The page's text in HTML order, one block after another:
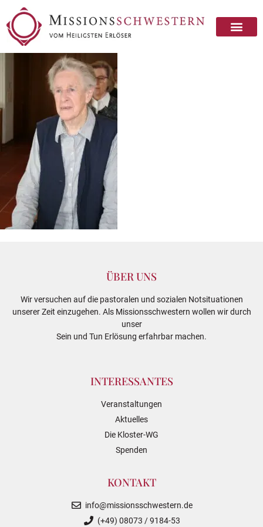
ÜBER UNS
Wir versuchen auf die pastoralen und sozialen Notsituationen
unserer Zeit einzugehen. Als Missionsschwestern wollen wir durch
unser
Sein und Tun Erlösung erfahrbar machen.
INTERESSANTES
Veranstaltungen
Aktuelles
Die Kloster-WG
Spenden
KONTAKT
info@missionsschwestern.de
(+49) 08073 / 9184-53